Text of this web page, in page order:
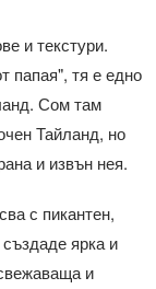
и текстури.
папая", тя е едно
Сом там
Тайланд, но
и извън нея.
с пикантен,
ярка и
и